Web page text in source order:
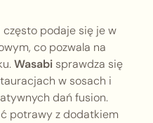
podaje się je w
co pozwala na
Wasabi sprawdza się
w sosach i
dań fusion.
potrawy z dodatkiem